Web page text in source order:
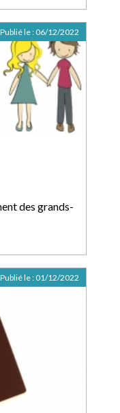
des grands-
Publié le : 06/12/2022
Publié le : 01/12/2022